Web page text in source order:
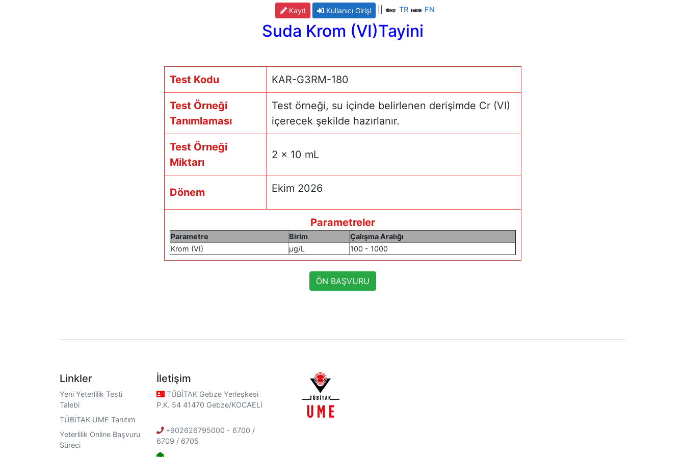
Kayıt Kullanıcı Girişi TR EN
Suda Krom (VI)Tayini
Test Kodu KAR-G3RM-180
Test Örneği
Tanımlaması
Test örneği, su içinde belirlenen derişimde Cr (VI)
içerecek şekilde hazırlanır.
Test Örneği
Miktarı
2 x 10 mL
Dönem Ekim 2026
Parametreler
Parametre Birim
Çalışma Aralığı
Krom (VI)
µg/L 100 - 1000
ÖN BAŞVURU
Linkler
Yeni Yeterlilik Testi
Talebi
TÜBİTAK UME Tanıtım
Yeterlilik Online Başvuru
Süreci
İletişim
TÜBİTAK Gebze Yerleşkesi
P.K. 54 41470 Gebze/KOCAELİ
+902626795000 - 6700 /
6709 / 6705